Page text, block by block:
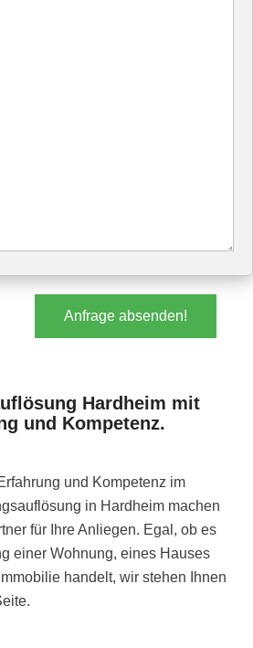
Anfrage absenden!
Hardheim mit
und Kompetenz.
und Kompetenz im
in Hardheim machen
für Ihre Anliegen. Egal, ob es
einer Wohnung, eines Hauses
handelt, wir stehen Ihnen